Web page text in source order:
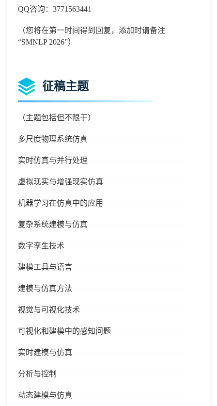
QQ咨询： 3771563441
（您将在第一时间得到回复，添加时请备注
“SMNLP 2026”）
征稿主题
（主题包括但不限于）
多尺度物理系统仿真
实时仿真与并行处理
虚拟现实与增强现实仿真
机器学习在仿真中的应用
复杂系统建模与仿真
数字孪生技术
建模工具与语言
建模与仿真方法
视觉与可视化技术
可视化和建模中的感知问题
实时建模与仿真
分析与控制
动态建模与仿真